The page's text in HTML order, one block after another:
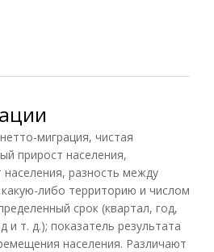
миграция, чистая
прирост населения,
населения, разность между
либо территорию и числом
срок (квартал, год,
т. д.); показатель результата
населения. Различают